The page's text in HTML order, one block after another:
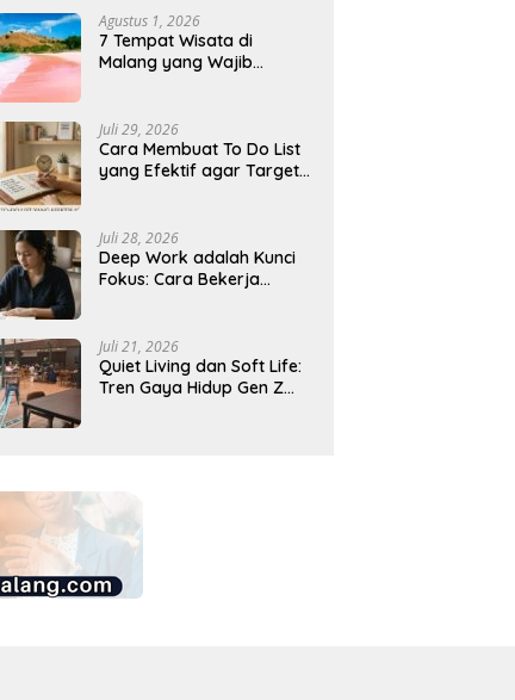
Agustus 1, 2026
7 Tempat Wisata di
Malang yang Wajib
Juli 29, 2026
Cara Membuat To Do List
yang Efektif agar Target
Juli 28, 2026
Deep Work adalah Kunci
Fokus: Cara Bekerja
Juli 21, 2026
Quiet Living dan Soft Life:
Tren Gaya Hidup Gen Z